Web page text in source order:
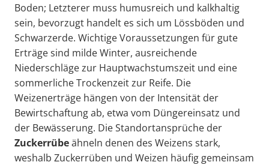
Boden; Letzterer muss humusreich und kalkhaltig
sein, bevorzugt handelt es sich um Lössböden und
Schwarzerde. Wichtige Voraussetzungen für gute
Erträge sind milde Winter, ausreichende
Niederschläge zur Hauptwachstumszeit und eine
sommerliche Trockenzeit zur Reife. Die
Weizenerträge hängen von der Intensität der
Bewirtschaftung ab, etwa vom Düngereinsatz und
der Bewässerung. Die Standortansprüche der
Zuckerrübeähneln denen des Weizens stark,
weshalb Zuckerrüben und Weizen häufig gemeinsam